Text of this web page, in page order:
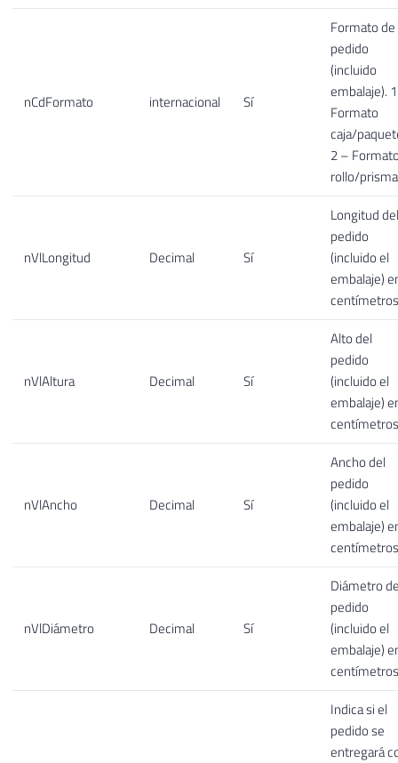
nCdFormato internacional Sí
Formato de
pedido
(incluido
embalaje).
Formato
caja/
2 –
rollo/prisma
nVlLongitud Decimal Sí
Longitud del
pedido
(incluido el
embalaje)
nVlAltura Decimal Sí
Alto del
pedido
(incluido el
embalaje)
nVlAncho Decimal Sí
Ancho del
pedido
(incluido el
embalaje)
nVlDiámetro Decimal Sí
Diámetro
pedido
(incluido el
embalaje)
Indica si el
pedido se
entregará